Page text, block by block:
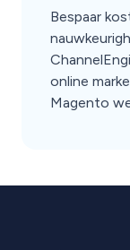
Bespaar
online
Magento